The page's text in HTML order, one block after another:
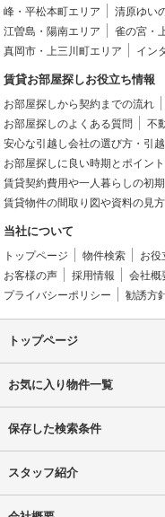
峰・平松本町エリア
清原ゆい
江曽島・陽南エリア
雀の宮・
真岡市・上三川町エリア
イン
賃貸お部屋探しお役立ち情報
お部屋探しから契約までの流れ
お部屋探しのよくある質問
不
安心な引越し会社の選び方・引
お部屋探しに良い時期とポイン
賃貸契約費用や一人暮らしの初
賃貸物件の間取り図や資料の見方
当社について
トップページ 物件検索 お役
お客様の声
採用情報 会社概
プライバシーポリシー
勧誘方
トップページ
お気に入り物件一覧
保存した検索条件
スタッフ紹介